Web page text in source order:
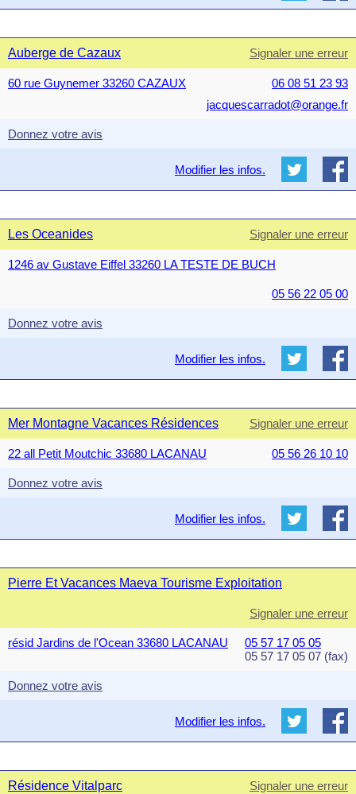
Auberge de Cazaux Signaler une erreur
60 rue Guynemer 33260 CAZAUX
06 08 51 23 93
jacquescarradot@orange.fr
Donnez votre avis
Modifier les infos.
Les Oceanides Signaler une erreur
1246 av Gustave Eiffel 33260 LA TESTE DE BUCH
05 56 22 05 00
Donnez votre avis
Modifier les infos.
Mer Montagne Vacances Résidences Signaler une erreur
22 all Petit Moutchic 33680 LACANAU 05 56 26 10 10
Donnez votre avis
Modifier les infos.
Pierre Et Vacances Maeva Tourisme Exploitation
Signaler une erreur
résid Jardins de l'Ocean 33680 LACANAU
05 57 17 05 05
05 57 17 05 07 (fax)
Donnez votre avis
Modifier les infos.
Résidence Vitalparc Signaler une erreur